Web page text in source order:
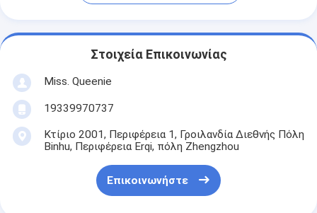
Στοιχεία Επικοινωνίας
Miss. Queenie
19339970737
Κτίριο 2001, Περιφέρεια 1, Γροιλανδία Διεθνής Πόλη
Binhu, Περιφέρεια Erqi, πόλη Zhengzhou
Επικοινωνήστε